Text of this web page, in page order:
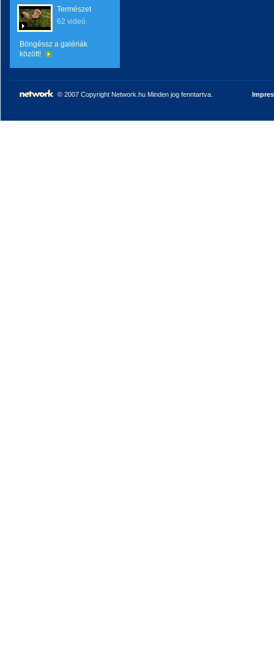
Természet
62 videó
Böngéssz a galériák
között!
© 2007 Copyright Network.hu Minden jog fenntartva.